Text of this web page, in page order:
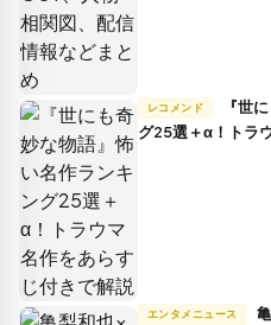
レコメンド
グ25選＋α！トラ
エンタメニュース